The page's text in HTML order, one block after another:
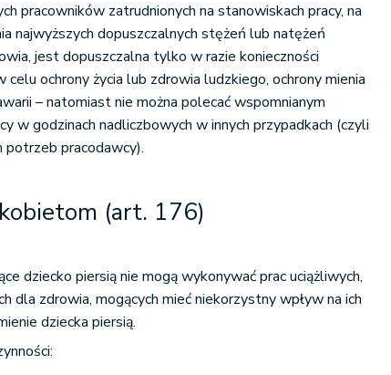
pracowników zatrudnionych na stanowiskach pracy, na
najwyższych dopuszczalnych stężeń lub natężeń
jest dopuszczalna tylko w razie konieczności
ochrony życia lub zdrowia ludzkiego, ochrony mienia
– natomiast nie można polecać wspomnianym
w godzinach nadliczbowych w innych przypadkach (czyli
potrzeb pracodawcy).
(art. 176)
dziecko piersią nie mogą wykonywać prac uciążliwych,
dla zdrowia, mogących mieć niekorzystny wpływ na ich
dziecka piersią.